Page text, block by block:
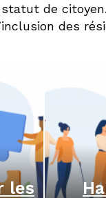
de citoyen.
des
les